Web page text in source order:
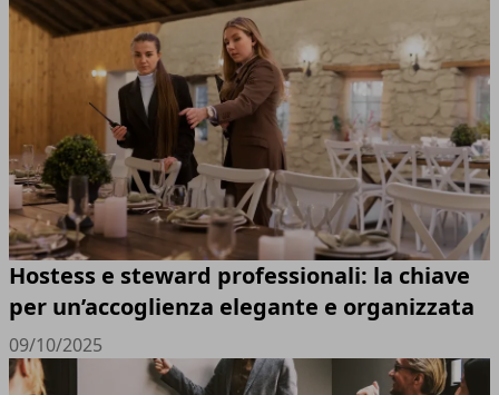
Hostess e steward professionali: la chiave
per un’accoglienza elegante e organizzata
09/10/2025